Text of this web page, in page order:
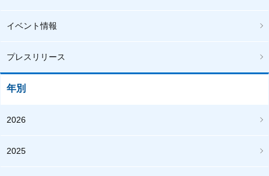
イベント情報
プレスリリース
年別
2026
2025